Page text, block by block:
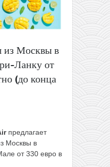
из Москвы в
Ланку от
(до конца
предлагает
Москвы в
от 330 евро в